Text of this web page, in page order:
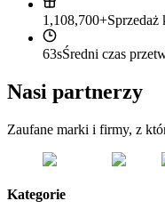
1,108,700+Sprzedaż
63sŚredni czas
Nasi partnerzy
Zaufane marki i firmy, z
Kategorie